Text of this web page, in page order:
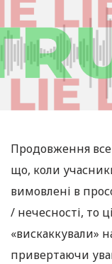
Продовження все
що, коли
вимовлені в
/ нечесності, то
«вискаккували»
привертаючи